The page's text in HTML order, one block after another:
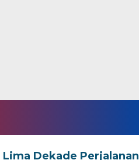
Dekade Perjalanan